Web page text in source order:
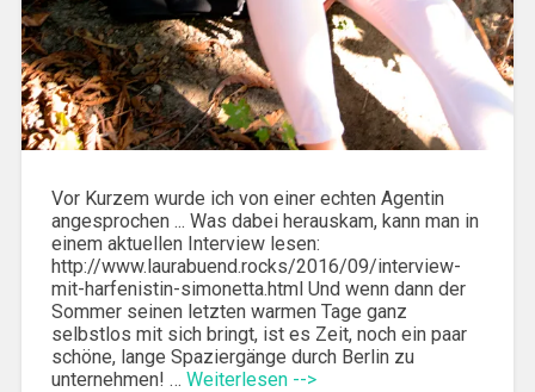
Vor Kurzem wurde ich von einer echten Agentin
angesprochen ... Was dabei herauskam, kann man in
einem aktuellen Interview lesen:
http://www.laurabuend.rocks/2016/09/interview-
mit-harfenistin-simonetta.html Und wenn dann der
Sommer seinen letzten warmen Tage ganz
selbstlos mit sich bringt, ist es Zeit, noch ein paar
schöne, lange Spaziergänge durch Berlin zu
unternehmen! … Weiterlesen -->